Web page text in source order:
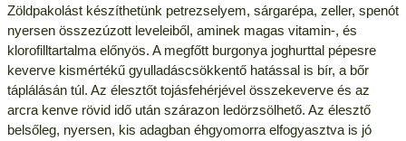
Zöldpakolást készíthetünk petrezselyem, sárgarépa, zeller, spenót
nyersen összezúzott leveleiből, aminek magas vitamin-, és
klorofilltartalma előnyös. A megfőtt burgonya joghurttal pépesre
keverve kismértékű gyulladáscsökkentő hatással is bír, a bőr
táplálásán túl. Az élesztőt tojásfehérjével összekeverve és az
arcra kenve rövid idő után szárazon ledörzsölhető. Az élesztő
belsőleg, nyersen, kis adagban éhgyomorra elfogyasztva is jó